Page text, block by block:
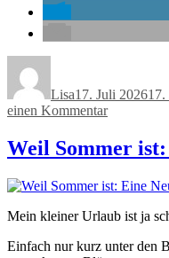
Lisa17. Juli 202617.
einen Kommentarzu
Tag
offenen
Weil Sommer
Mein kleiner Urlaub ist ja
Einfach nur kurz unter den